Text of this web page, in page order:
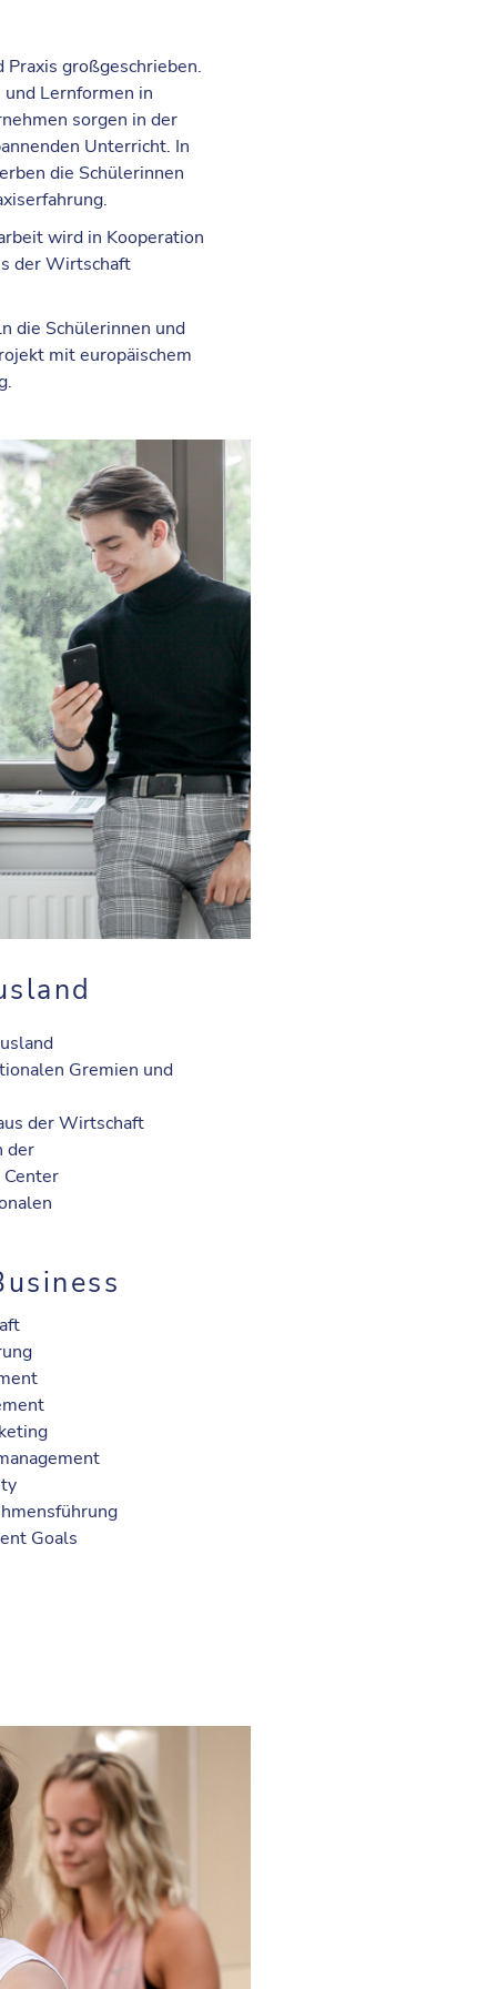
großgeschrieben.
Lernformen in
sorgen in der
Unterricht. In
die Schülerinnen
wird in Kooperation
der Wirtschaft
die Schülerinnen und
mit europäischem
Gremien und
der Wirtschaft
der
Goals